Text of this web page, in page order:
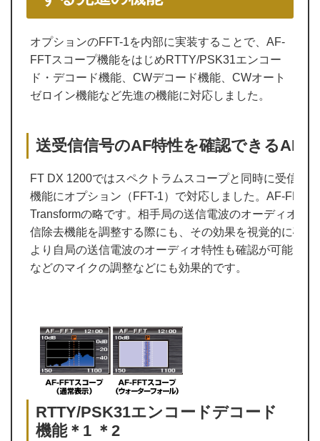
オプションのFFT-1を内部に実装することで、AF-
FFTスコープ機能をはじめRTTY/PSK31エンコー
ド・デコード機能、CWデコード機能、CWオート
ゼロイン機能など先進の機能に対応しました。
送受信信号のAF特性を確認できるAF-
FT DX 1200ではスペクトラムスコープと同時に受信音
機能にオプション（FFT-1）で対応しました。AF-FFT
Transformの略です。相手局の送信電波のオーディオ特
信除去機能を調整する際にも、その効果を視覚的に確
より自局の送信電波のオーディオ特性も確認が可能で
などのマイクの調整などにも効果的です。
RTTY/PSK31エンコードデコード
機能＊1 ＊2